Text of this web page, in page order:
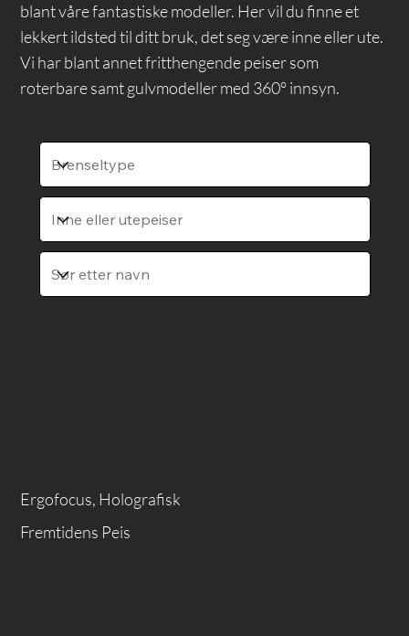
blant våre fantastiske modeller. Her vil du finne et
lekkert ildsted til ditt bruk, det seg være inne eller ute.
Vi har blant annet fritthengende peiser som
roterbare samt gulvmodeller med 360° innsyn.
Ergofocus, Holografisk
Fremtidens Peis